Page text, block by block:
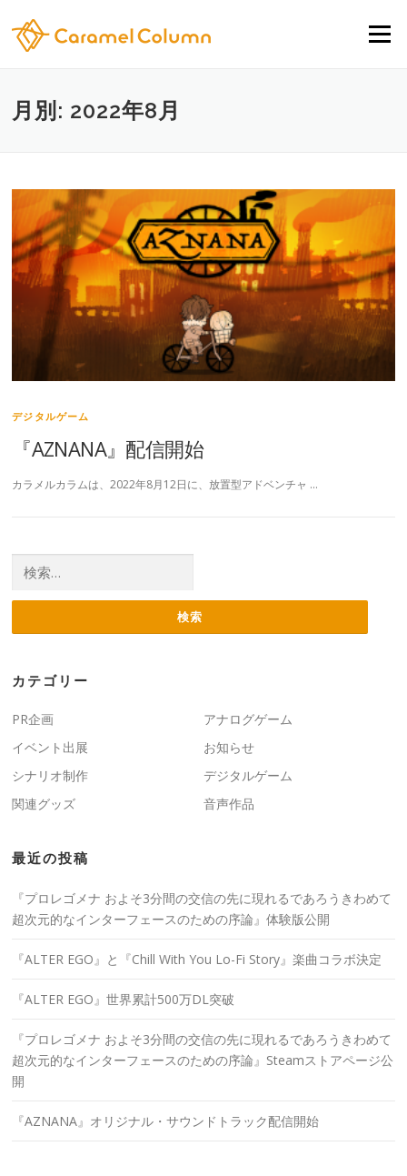
メニュー
月別: 2022年8月
デジタルゲーム
『AZNANA』配信開始
カラメルカラムは、2022年8月12日に、放置型アドベンチャ …
カテゴリー
PR企画
アナログゲーム
イベント出展
お知らせ
シナリオ制作
デジタルゲーム
関連グッズ
音声作品
最近の投稿
『プロレゴメナ およそ3分間の交信の先に現れるであろうきわめて
超次元的なインターフェースのための序論』体験版公開
『ALTER EGO』と『Chill With You Lo-Fi Story』楽曲コラボ決定
『ALTER EGO』世界累計500万DL突破
『プロレゴメナ およそ3分間の交信の先に現れるであろうきわめて
超次元的なインターフェースのための序論』Steamストアページ公
開
『AZNANA』オリジナル・サウンドトラック配信開始